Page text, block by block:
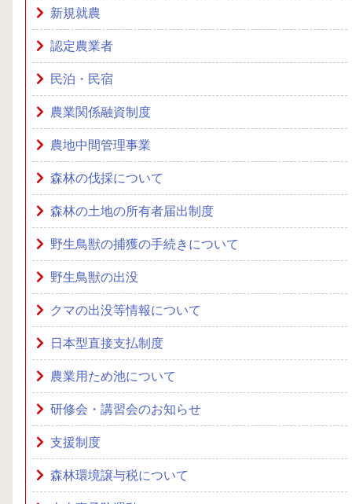
新規就農
認定農業者
民泊・民宿
農業関係融資制度
農地中間管理事業
森林の伐採について
森林の土地の所有者届出制度
野生鳥獣の捕獲の手続きについて
野生鳥獣の出没
クマの出没等情報について
日本型直接支払制度
農業用ため池について
研修会・講習会のお知らせ
支援制度
森林環境譲与税について